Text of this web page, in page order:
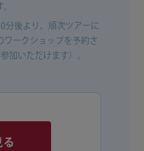
後より、順次ツアーに
ワークショップを予約さ
加いただけます）。
る